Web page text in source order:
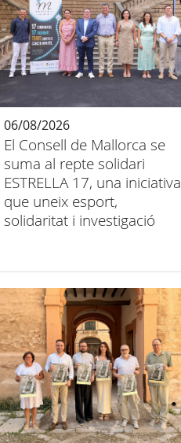
El Consell de Mallorca se
suma al repte solidari
ESTRELLA 17, una iniciativa
que uneix esport,
solidaritat i investigació
06/08/2026